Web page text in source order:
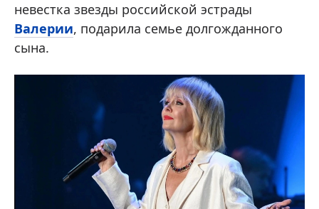
невестка звезды российской эстрады
Валерии, подарила семье долгожданного
сына.